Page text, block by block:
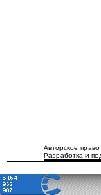
Авторское
Разработка и